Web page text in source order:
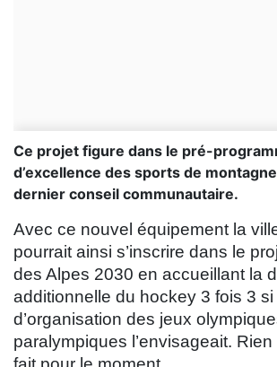
Ce projet figure dans le pré-
d’excellence des sports de
dernier conseil communautaire.
Avec ce nouvel équipement la
pourrait ainsi s’inscrire dans le
des Alpes 2030 en accueillant la
additionnelle du hockey 3 fois 3 si
d’organisation des jeux
paralympiques l’envisageait. Rien